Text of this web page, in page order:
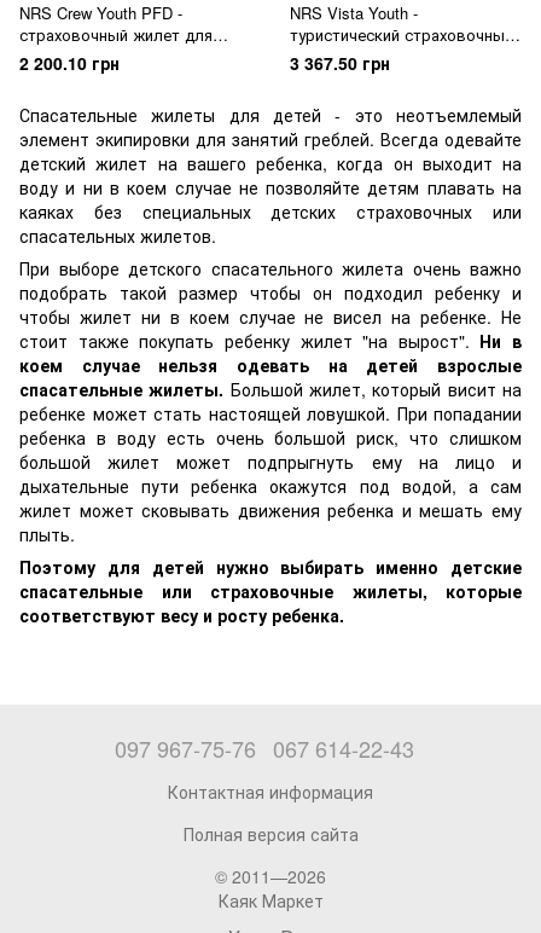
NRS Crew Youth PFD -
страховочный жилет для
детей и подростков
2 200.10 грн
NRS Vista Youth -
туристический страховочный
жилет для каякинга для детей
и подростков
3 367.50 грн
Спасательные жилеты для детей - это неотъемлемый
элемент экипировки для занятий греблей. Всегда одевайте
детский жилет на вашего ребенка, когда он выходит на
воду и ни в коем случае не позволяйте детям плавать на
каяках без специальных детских страховочных или
спасательных жилетов.
При выборе детского спасательного жилета очень важно
подобрать такой размер чтобы он подходил ребенку и
чтобы жилет ни в коем случае не висел на ребенке. Не
стоит также покупать ребенку жилет "на вырост". Ни в
коем случае нельзя одевать на детей взрослые
спасательные жилеты. Большой жилет, который висит на
ребенке может стать настоящей ловушкой. При попадании
ребенка в воду есть очень большой риск, что слишком
большой жилет может подпрыгнуть ему на лицо и
дыхательные пути ребенка окажутся под водой, а сам
жилет может сковывать движения ребенка и мешать ему
плыть.
Поэтому для детей нужно выбирать именно детские
спасательные или страховочные жилеты, которые
соответствуют весу и росту ребенка.
097 967-75-76 067 614-22-43
Контактная информация
Полная версия сайта
© 2011—2026
Каяк Маркет